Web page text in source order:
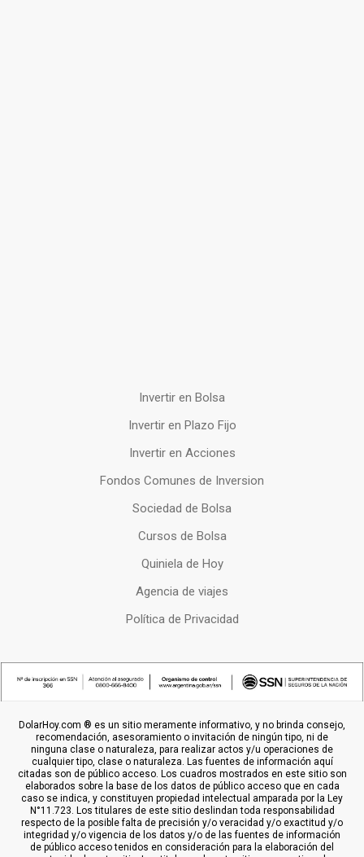
Invertir en Bolsa
Invertir en Plazo Fijo
Invertir en Acciones
Fondos Comunes de Inversion
Sociedad de Bolsa
Cursos de Bolsa
Quiniela de Hoy
Agencia de viajes
Política de Privacidad
DolarHoy.com ® es un sitio meramente informativo, y no brinda consejo,
recomendación, asesoramiento o invitación de ningún tipo, ni de
ninguna clase o naturaleza, para realizar actos y/u operaciones de
cualquier tipo, clase o naturaleza. Las fuentes de información aquí
citadas son de público acceso. Los cuadros mostrados en este sitio son
elaborados sobre la base de los datos de público acceso que en cada
caso se indica, y constituyen propiedad intelectual amparada por la Ley
N°11.723. Los titulares de este sitio deslindan toda responsabilidad
respecto de la posible falta de precisión y/o veracidad y/o exactitud y/o
integridad y/o vigencia de los datos y/o de las fuentes de información
de público acceso tenidos en consideración para la elaboración del